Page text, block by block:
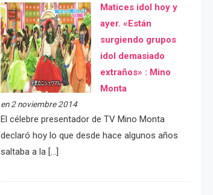
Matices idol hoy y
ayer. «Están
surgiendo grupos
idol demasiado
extraños» : Mino
Monta
en 2 noviembre 2014
El célebre presentador de TV Mino Monta
declaró hoy lo que desde hace algunos años
saltaba a la […]